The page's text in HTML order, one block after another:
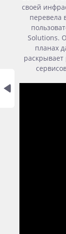
своей
перевела
Solutions.
планах